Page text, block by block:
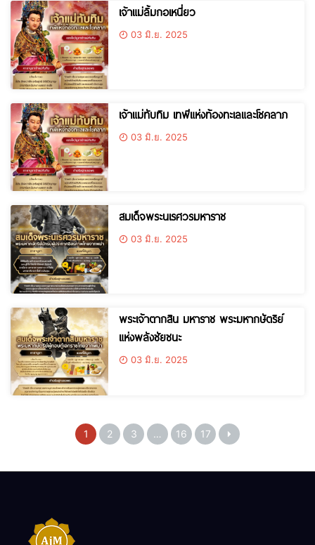
เจ้าแม่ลิ้มกอเหนี่ยว
03 มิ.ย. 2025
เจ้าแม่ทับทิม เทพีแห่งท้องทะเลและโชคลาภ
03 มิ.ย. 2025
สมเด็จพระนเรศวรมหาราช
03 มิ.ย. 2025
พระเจ้าตากสิน มหาราช พระมหากษัตริย์
แห่งพลังชัยชนะ
03 มิ.ย. 2025
1 2 3 … 16 17